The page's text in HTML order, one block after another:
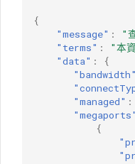
{
"message" : "
"terms" :
"本
"data" :
{
"bandwidth"
"managed" :
"megaports"
{